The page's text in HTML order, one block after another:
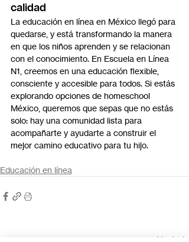
calidad
La educación en línea en México llegó para
quedarse, y está transformando la manera
en que los niños aprenden y se relacionan
con el conocimiento. En Escuela en Línea
N1, creemos en una educación flexible,
consciente y accesible para todos. Si estás
explorando opciones de homeschool
México, queremos que sepas que no estás
solo: hay una comunidad lista para
acompañarte y ayudarte a construir el
mejor camino educativo para tu hijo.
Educación en línea
Ver todo